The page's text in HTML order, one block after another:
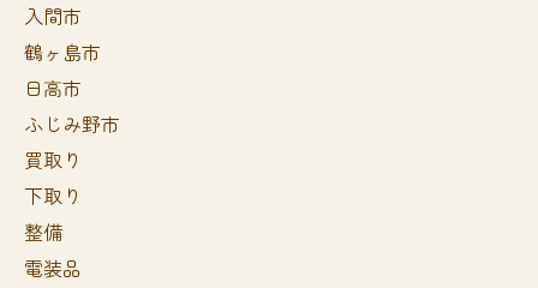
入間市
鶴ヶ島市
日高市
ふじみ野市
買取り
下取り
整備
電装品